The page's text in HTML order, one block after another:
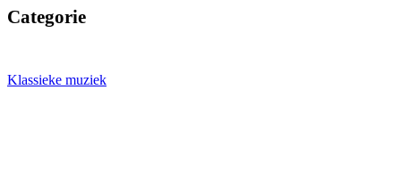
Categorie
Klassieke muziek